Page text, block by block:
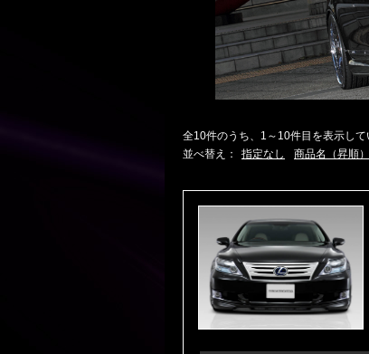
全10件のうち、1～10件目を表示して
並べ替え：
指定なし 商品名（昇順）